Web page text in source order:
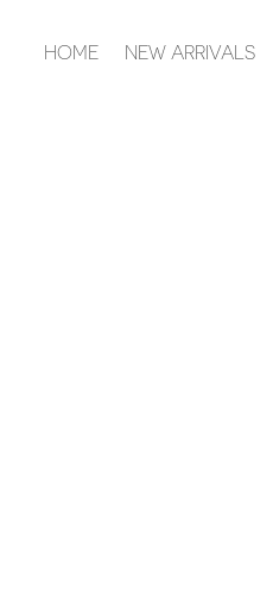
HOME NEW ARRIVALS